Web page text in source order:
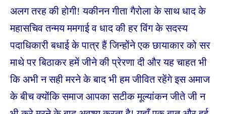
अलग तरह की होगी! यकीनन गीता गैरोला के साथ धाद के
महासचिव तन्मय ममगाई व धाद की हर विंग के सदस्य
पदाधिकारी बधाई के पात्र हैं जिन्होंने एक छायाकार को सर
माथे पर बिठाकर हमें जीने की प्रेरणा दी और यह चाहत भी
कि अभी न सही मरने के बाद भी हम जीवित रहेंगे इस अमाज
के बीच क्योंकि समाज आपका सटीक मूल्यांकन जीते जी न